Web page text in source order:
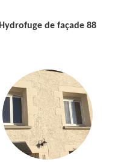
Hydrofuge de façade 88